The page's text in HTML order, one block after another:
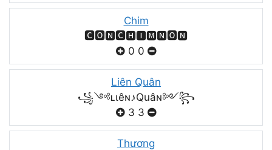
Chim
🅲🅾🅽🅲🅷🅸🅼🅽🅾🅽
0 0
Liên Quân
꧁༺ʟιêɴ♪Quâɴ༻꧂
3 3
Thương